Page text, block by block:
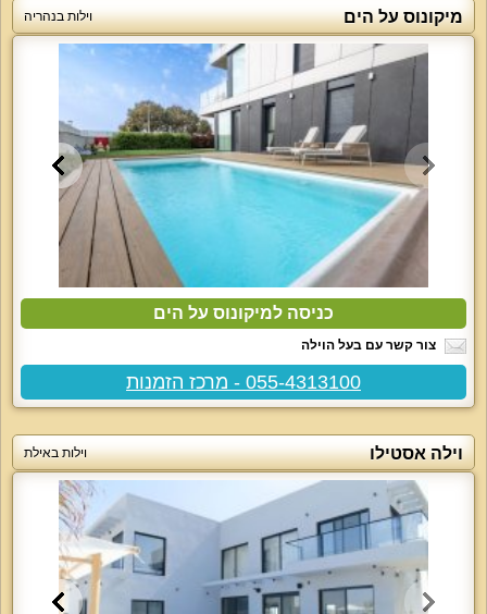
מיקונוס על הים וילות בנהריה
כניסה למיקונוס על הים
צור קשר עם בעל הוילה
055-4313100 - מרכז הזמנות
וילה אסטילו וילות באילת